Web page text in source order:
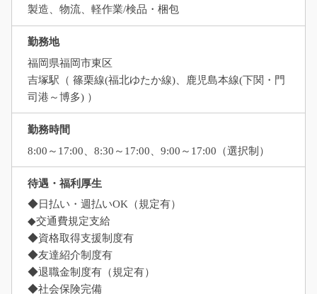
製造、物流、軽作業/検品・梱包
勤務地
福岡県福岡市東区
吉塚駅（ 篠栗線(福北ゆたか線)、鹿児島本線(下関・門
司港～博多) ）
勤務時間
8:00～17:00、8:30～17:00、9:00～17:00（選択制）
待遇・福利厚生
◆日払い・週払いOK（規定有）
◆交通費規定支給
◆資格取得支援制度有
◆友達紹介制度有
◆退職金制度有（規定有）
◆社会保険完備